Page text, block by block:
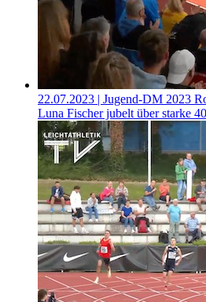
22.07.2023 | Jugend-DM 2023
Luna Fischer jubelt über starke